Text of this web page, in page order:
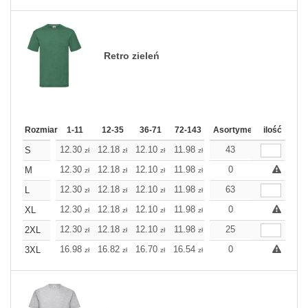
Retro zieleń
Rozmiar 1-11 12-35 36-71 72-143 144-287 288 Dodaj
Asortyment ilość
S 12.30 zł 12.18 zł 12.10 zł 11.98 zł 11.86
43
M
12.30 zł 12.18 zł 12.10 zł 11.98 zł 11.86 11.86zł
0
L
12.30 zł 12.18 zł 12.10 zł 11.98 zł 11.86
63
XL
12.30 zł 12.18 zł 12.10 zł 11.98 zł 11.86 11.86zł
0
2XL
12.30 zł 12.18 zł 12.10 zł 11.98 zł 11.86
25
3XL
16.98 zł 16.82 zł 16.70 zł 16.54 zł 16.38 16.38zł
0